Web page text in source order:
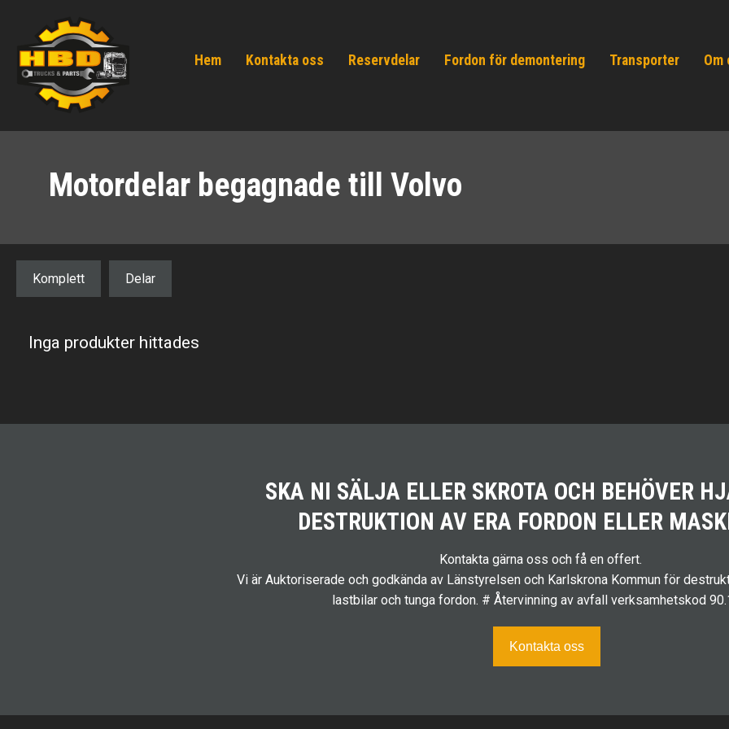
Hem Kontakta oss Reservdelar Fordon för demontering Transporter Om
Motordelar begagnade till Volvo
Komplett Delar
Inga produkter hittades
SKA NI SÄLJA ELLER SKROTA OCH BEHÖVER
DESTRUKTION AV ERA FORDON ELLER
Kontakta gärna oss och få en offert.
Vi är Auktoriserade och godkända av Länstyrelsen och Karlskrona Kommun för
lastbilar och tunga fordon. # Återvinning av avfall verksamhetskod
Kontakta oss